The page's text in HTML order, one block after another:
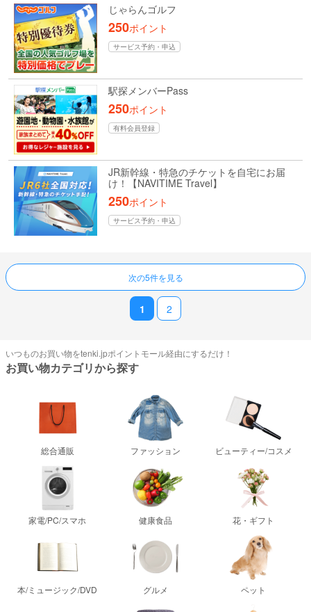
じゃらんゴルフ
250ポイント
サービス予約・申込
駅探メンバーPass
250ポイント
有料会員登録
JR新幹線・特急のチケットを自宅にお届
け！【NAVITIME Travel】
250ポイント
サービス予約・申込
ページ送り
次の5件を見る
1 2
いつものお買い物をtenki.jpポイントモール経由にするだけ！
お買い物カテゴリから探す
総合通販 ファッション ビューティー/コスメ
家電/PC/スマホ 健康食品 花・ギフト
本/ミュージック/DVD グルメ ペット